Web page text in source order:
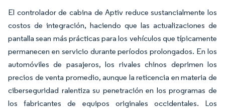
El controlador de cabina de Aptiv reduce sustancialmente los
costos de integración, haciendo que las actualizaciones de
pantalla sean más prácticas para los vehículos que típicamente
permanecen en servicio durante períodos prolongados. En los
automóviles de pasajeros, los rivales chinos deprimen los
precios de venta promedio, aunque la reticencia en materia de
ciberseguridad ralentiza su penetración en los programas de
los fabricantes de equipos originales occidentales. Los